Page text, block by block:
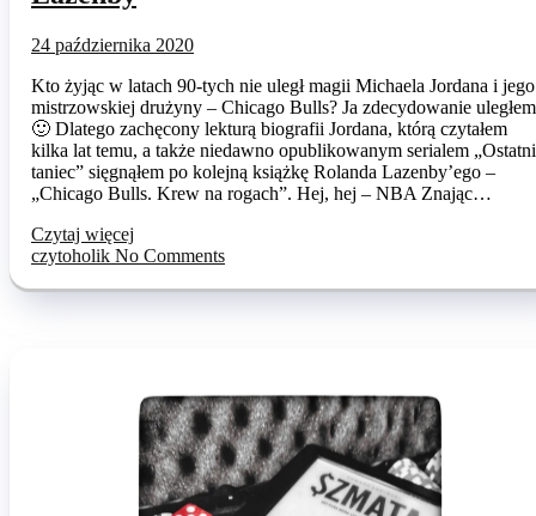
24 października 2020
Kto żyjąc w latach 90-tych nie uległ magii Michaela Jordana i jego
mistrzowskiej drużyny – Chicago Bulls? Ja zdecydowanie uległem
🙂 Dlatego zachęcony lekturą biografii Jordana, którą czytałem
kilka lat temu, a także niedawno opublikowanym serialem „Ostatni
taniec” sięgnąłem po kolejną książkę Rolanda Lazenby’ego –
„Chicago Bulls. Krew na rogach”. Hej, hej – NBA Znając…
Czytaj więcej
czytoholik No Comments